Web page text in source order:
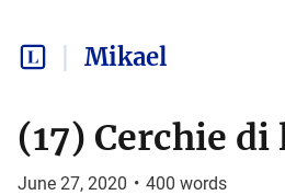
Mikael
(17) Cerchie di
June 27, 2020 • 400 words